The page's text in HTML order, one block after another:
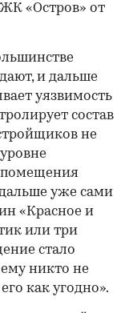
«Остров» от
и дальше
уязвимость
состав
не
помещения
уже сами
«Красное и
или три
стало
ему никто не
как угодно».